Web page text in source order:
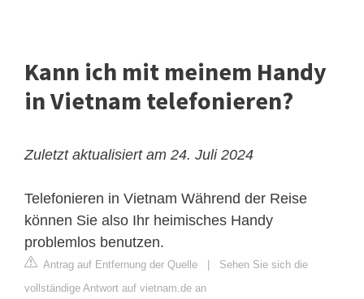
Kann ich mit meinem Handy
in Vietnam telefonieren?
Zuletzt aktualisiert am 24. Juli 2024
Telefonieren in Vietnam Während der Reise
können Sie also Ihr heimisches Handy
problemlos benutzen.
Antrag auf Entfernung der Quelle
Sehen Sie sich die
vollständige Antwort auf vietnam.de an